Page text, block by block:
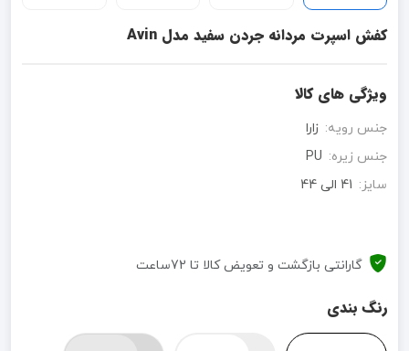
کفش اسپرت مردانه جردن سفید مدل Avin
ویژگی های کالا
جنس رویه: زارا
جنس زیره: PU
سایز: 41 الی 44
گارانتی بازگشت و تعویض کالا تا 72ساعت
رنگ بندی